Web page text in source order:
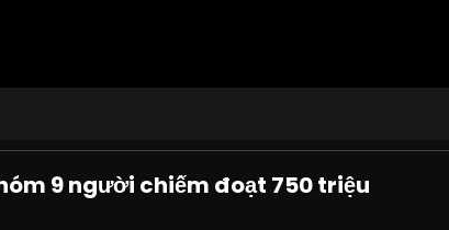
9 người chiếm đoạt 750 triệu